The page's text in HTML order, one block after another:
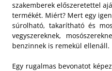
szakemberek előszeretettel
termékét. Miért? Mert egy
súrolható, takarítható és
vegyszereknek,
benzinnek is remekül ellenáll.
Egy rugalmas bevonatot